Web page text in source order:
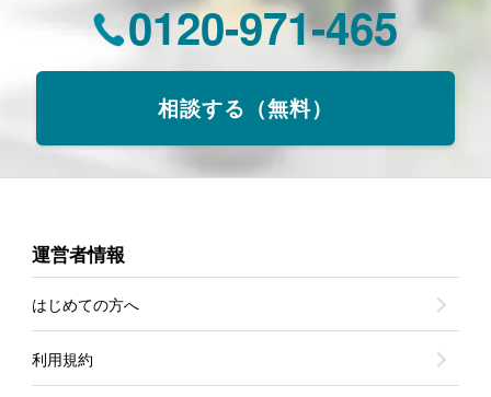
0120-971-465
相談する（無料）
運営者情報
はじめての方へ
利用規約